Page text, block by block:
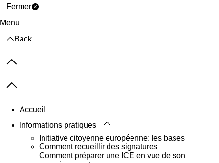
Fermer
Menu
Back
Previous items
Next items
Accueil
Informations pratiques
Initiative citoyenne européenne: les bases
Comment recueillir des signatures
Comment préparer une ICE en vue de son